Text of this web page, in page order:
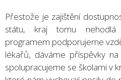
Přestože je zajištění
státu, kraj tomu nehodlá
programem podporujeme
lékařů, dáváme příspěvky
spolupracujeme se školami v